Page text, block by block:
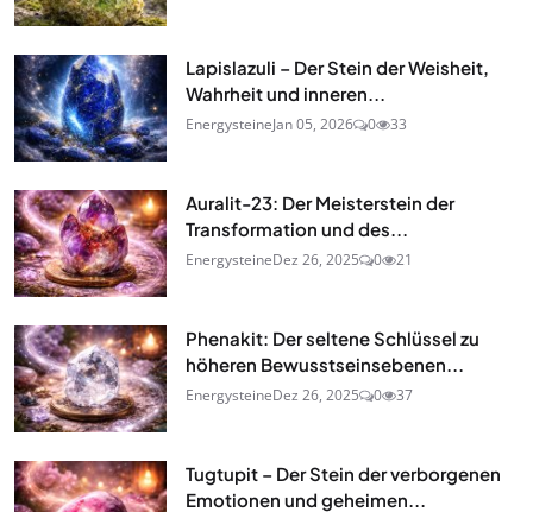
Lapislazuli – Der Stein der Weisheit,
Wahrheit und inneren...
EnergysteineJan 05, 2026 0 33
Auralit-23: Der Meisterstein der
Transformation und des...
EnergysteineDez 26, 2025 0 21
Phenakit: Der seltene Schlüssel zu
höheren Bewusstseinsebenen...
EnergysteineDez 26, 2025 0 37
Tugtupit – Der Stein der verborgenen
Emotionen und geheimen...